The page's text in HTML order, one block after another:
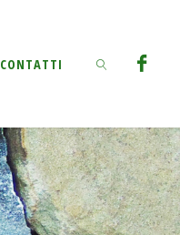
CONTATTI Ricerca